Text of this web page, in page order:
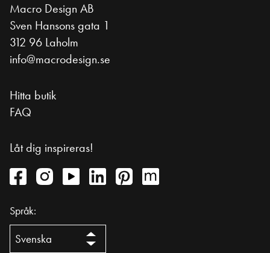
Macro Design AB
Sven Hansons gata 1
312 96 Laholm
info@macrodesign.se
Hitta butik
FAQ
Låt dig inspireras!
Språk: